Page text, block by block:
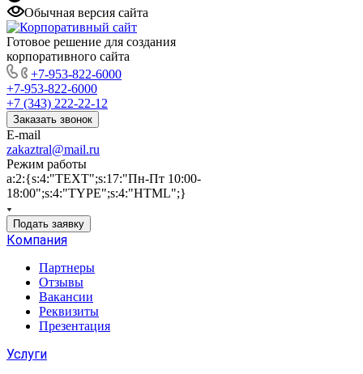
Обычная версия сайта
Готовое решение для создания
корпоративного сайта
+7-953-822-6000
+7-953-822-6000
+7 (343) 222-22-12
Заказать звонок
E-mail
zakaztral@mail.ru
Режим работы
a:2:{s:4:"TEXT";s:17:"Пн-Пт 10:00-
18:00";s:4:"TYPE";s:4:"HTML";}
Подать заявку
Компания
Партнеры
Отзывы
Вакансии
Реквизиты
Презентация
Услуги